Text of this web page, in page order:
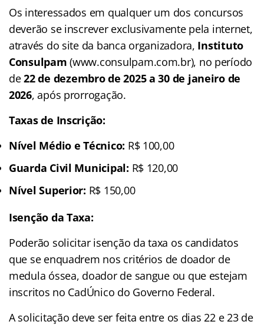
Os interessados em qualquer um dos concursos
deverão se inscrever exclusivamente pela internet,
através do site da banca organizadora, Instituto
Consulpam (www.consulpam.com.br), no período
de22 de dezembro de 2025 a 30 de janeiro de
2026, após prorrogação.
Taxas de Inscrição:
Nível Médio e Técnico: R$ 100,00
Guarda Civil Municipal: R$ 120,00
Nível Superior: R$ 150,00
Isenção da Taxa:
Poderão solicitar isenção da taxa os candidatos
que se enquadrem nos critérios de doador de
medula óssea, doador de sangue ou que estejam
inscritos no CadÚnico do Governo Federal.
A solicitação deve ser feita entre os dias 22 e 23 de